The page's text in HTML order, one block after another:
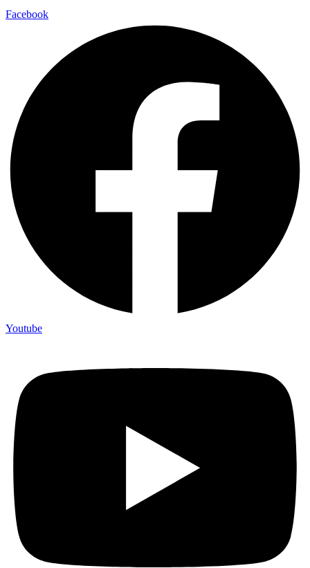
Facebook
Youtube